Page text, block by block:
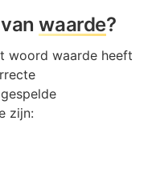
vanwaarde?
woord waarde heeft
zijn: